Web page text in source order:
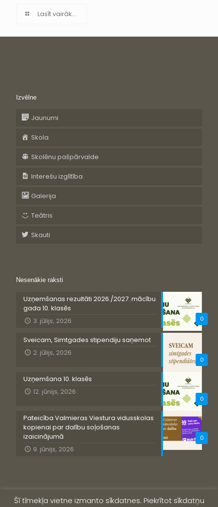
Lasīt vairāk...
Izvēlne
Jaunumi
Skola
Skolēnu pašpārvalde
Interešu izglītība
Galerija
Teātris
Skauti
Nesenākie raksti
0
Uzņemšanas rezultāti 2026./2027. mācību
gada 10. klasēs
3. jūlijs, 2026
0
Sveicam, Simtgades stipendiju saņemot
2. jūlijs, 2026
0
Uzņemšana 10. klasēs
12. jūnijs, 2026
0
Pateicība Valmieras Viestura vidusskolas
kopienai par dalību soļošanas
izaicinājumā
9. jūnijs, 2026
Šī tīmekļa vietne izmanto sīkdatnes. Piekrītot sīkdatņu